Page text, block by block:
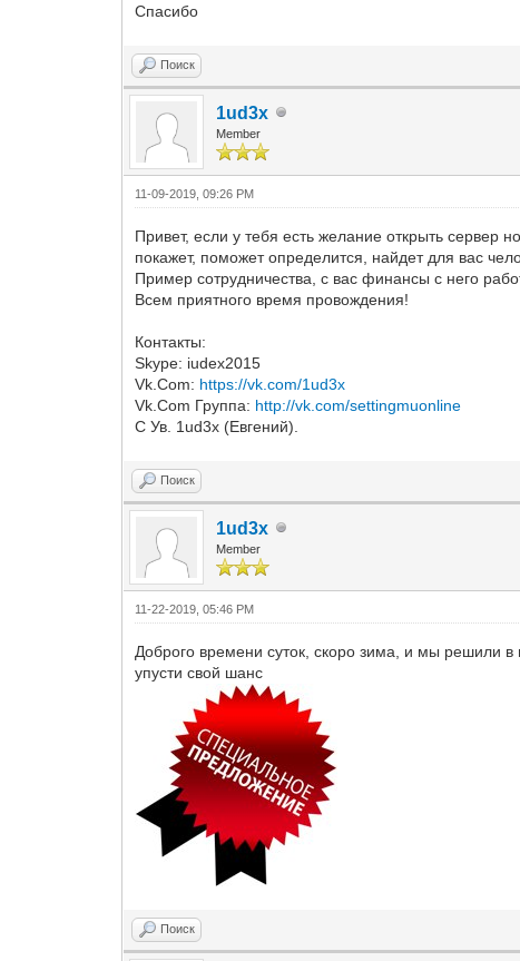
Спасибо
Поиск
1ud3x
Member
11-09-2019, 09:26 PM
Привет, если у тебя есть желание открыть сервер
покажет, поможет определится, найдет для вас
Пример сотрудничества, с вас финансы с него
Всем приятного время провождения!
Контакты:
Skype: iudex2015
Vk.Com: https://vk.com/1ud3x
Vk.Com Группа: http://vk.com/settingmuonline
С Ув. 1ud3x (Евгений).
Поиск
1ud3x
Member
11-22-2019, 05:46 PM
Доброго времени суток, скоро зима, и мы решили
упусти свой шанс
Поиск